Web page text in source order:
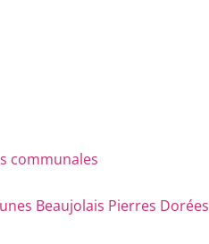
communales
Beaujolais Pierres Dorées